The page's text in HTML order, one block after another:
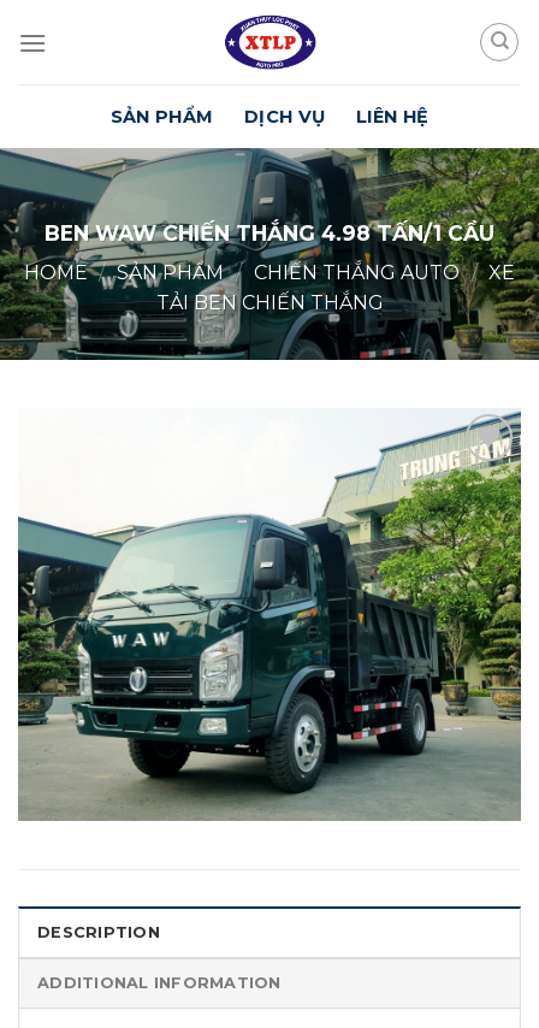
SẢN PHẨM DỊCH VỤ LIÊN HỆ
BEN WAW CHIẾN THẮNG 4.98 TẤN/1 CẦU
HOME / SẢN PHẨM / CHIẾN THẮNG AUTO / XE
TẢI BEN CHIẾN THẮNG
Yêu
Thích
DESCRIPTION
ADDITIONAL INFORMATION